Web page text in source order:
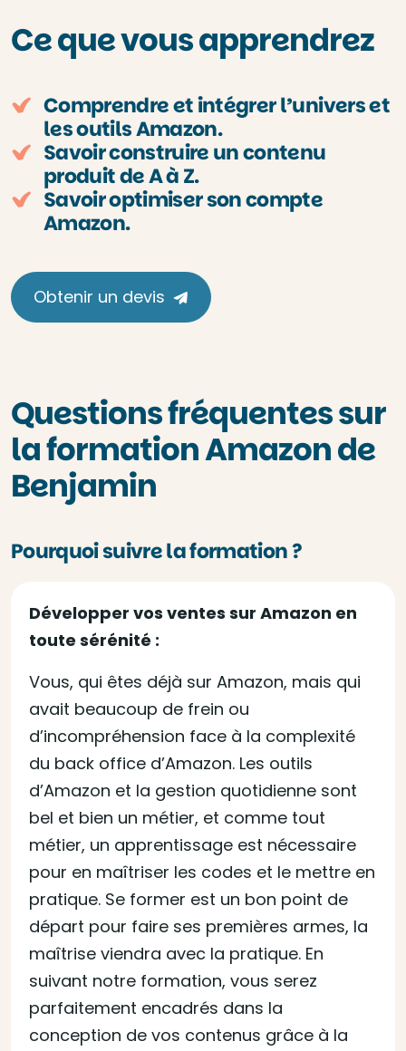
Ce que vous apprendrez
Comprendre et intégrer l’univers et
les outils Amazon.
Savoir construire un contenu
produit de A à Z.
Savoir optimiser son compte
Amazon.
Obtenir un devis
Questions fréquentes sur
la formation Amazon de
Benjamin
Pourquoi suivre la formation ?
Développer vos ventes sur Amazon en
toute sérénité :
Vous, qui êtes déjà sur Amazon, mais qui
avait beaucoup de frein ou
d’incompréhension face à la complexité
du back office d’Amazon. Les outils
d’Amazon et la gestion quotidienne sont
bel et bien un métier, et comme tout
métier, un apprentissage est nécessaire
pour en maîtriser les codes et le mettre en
pratique. Se former est un bon point de
départ pour faire ses premières armes, la
maîtrise viendra avec la pratique. En
suivant notre formation, vous serez
parfaitement encadrés dans la
conception de vos contenus grâce à la